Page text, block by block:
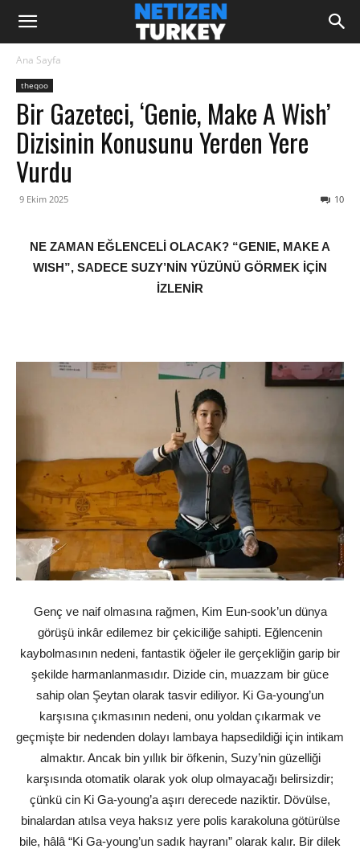
Ana Sayfa
theqoo
Bir Gazeteci, ‘Genie, Make A Wish’
Dizisinin Konusunu Yerden Yere
Vurdu
9 Ekim 2025 10
NE ZAMAN EĞLENCELİ OLACAK? “GENIE, MAKE A
WISH”, SADECE SUZY’NİN YÜZÜNÜ GÖRMEK İÇİN
İZLENİR
Genç ve naif olmasına rağmen, Kim Eun-sook’un dünya
görüşü inkâr edilemez bir çekiciliğe sahipti. Eğlencenin
kaybolmasının nedeni, fantastik öğeler ile gerçekliğin garip bir
şekilde harmanlanmasıdır. Dizide cin, muazzam bir güce
sahip olan Şeytan olarak tasvir ediliyor. Ki Ga-young’un
karşısına çıkmasının nedeni, onu yoldan çıkarmak ve
geçmişte bir nedenden dolayı lambaya hapsedildiği için intikam
almaktır. Ancak bin yıllık bir öfkenin, Suzy’nin güzelliği
karşısında otomatik olarak yok olup olmayacağı belirsizdir;
çünkü cin Ki Ga-young’a aşırı derecede naziktir. Dövülse,
binalardan atılsa veya haksız yere polis karakoluna götürülse
bile, hâlâ “Ki Ga-young’un sadık hayranı” olarak kalır. Bir dilek